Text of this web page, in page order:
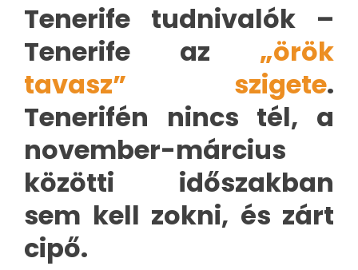
Tenerife tudnivalók –
Tenerife az „örök
tavasz” szigete.
Tenerifén nincs tél, a
november-március
közötti időszakban
sem kell zokni, és zárt
cipő.